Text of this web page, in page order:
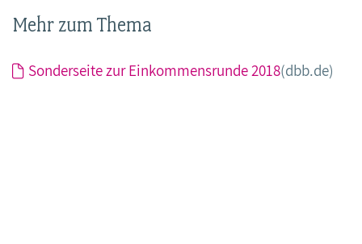
Mehr zum Thema
Sonderseite zur Einkommensrunde 2018(dbb.de)